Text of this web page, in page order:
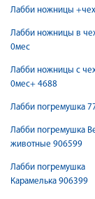
Лабби ножницы
Лабби ножницы в
0мес
Лабби ножницы с
0мес+ 4688
Лабби погремушка
Лабби погремушка
животные 906599
Лабби погремушка
Карамелька 906399